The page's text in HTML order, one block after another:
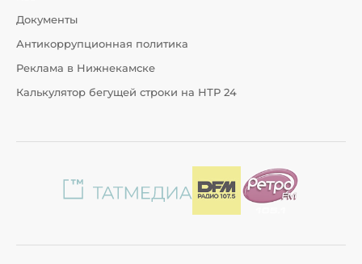
Документы
Антикоррупционная политика
Реклама в Нижнекамске
Калькулятор бегущей строки на НТР 24